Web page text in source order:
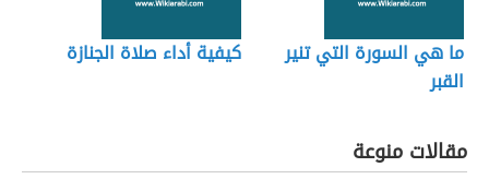
ما هي السورة التي تنير
القبر
كيفية أداء صلاة الجنازة
مقالات منوعة